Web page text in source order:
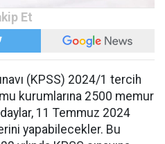
(KPSS) 2024/1 tercih
kurumlarına 2500 memur
11 Temmuz 2024
yapabilecekler. Bu